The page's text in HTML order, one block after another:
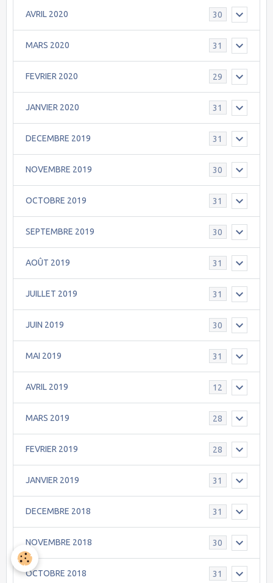
AVRIL 2020 30
MARS 2020 31
FEVRIER 2020 29
JANVIER 2020 31
DECEMBRE 2019 31
NOVEMBRE 2019 30
OCTOBRE 2019 31
SEPTEMBRE 2019 30
AOÛT 2019 31
JUILLET 2019 31
JUIN 2019 30
MAI 2019 31
AVRIL 2019 12
MARS 2019 28
FEVRIER 2019 28
JANVIER 2019 31
DECEMBRE 2018 31
NOVEMBRE 2018 30
OCTOBRE 2018 31